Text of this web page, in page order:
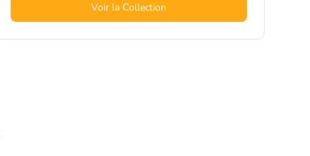
Voir la Collection